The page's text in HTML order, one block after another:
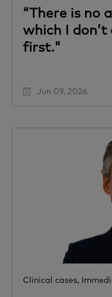
“There is no
which I don’t
first."
Jun 09, 2026
Clinical cases,